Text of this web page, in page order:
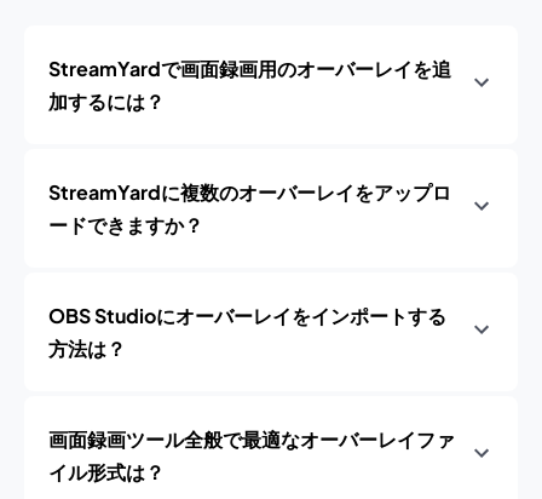
StreamYardで画面録画用のオーバーレイを追
加するには？
StreamYardに複数のオーバーレイをアップロ
ードできますか？
OBS Studioにオーバーレイをインポートする
方法は？
画面録画ツール全般で最適なオーバーレイファ
イル形式は？